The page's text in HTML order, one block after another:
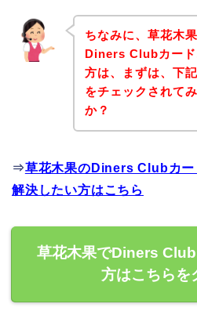
ちなみに、草花木
Diners Clubカード
方は、まずは、下
をチェックされて
か？
⇒草花木果のDiners Clubカー
解決したい方はこちら
草花木果でDiners
方はこちらを